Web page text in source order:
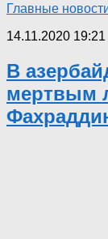
Главные
14.11.2020 19:21
В
мертвым